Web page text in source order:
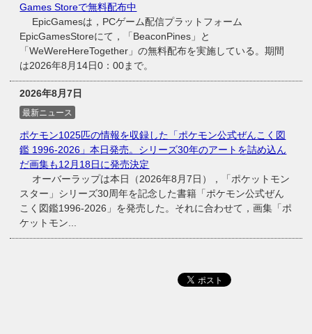
Games Storeで無料配布中
EpicGamesは，PCゲーム配信プラットフォーム
EpicGamesStoreにて，「BeaconPines」と
「WeWereHereTogether」の無料配布を実施している。期間
は2026年8月14日0：00まで。
2026年8月7日
最新ニュース
ポケモン1025匹の情報を収録した「ポケモン公式ぜんこく図
鑑 1996-2026」本日発売。シリーズ30年のアートを詰め込ん
だ画集も12月18日に発売決定
オーバーラップは本日（2026年8月7日），「ポケットモン
スター」シリーズ30周年を記念した書籍「ポケモン公式ぜん
こく図鑑1996-2026」を発売した。それに合わせて，画集「ポ
ケットモン...